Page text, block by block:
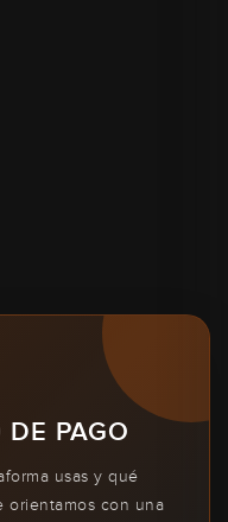
PAGO
usas y qué
orientamos con una